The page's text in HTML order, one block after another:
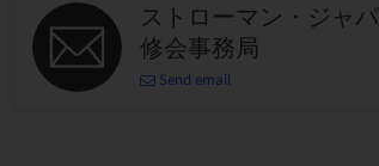
ストローマン・ジャ
修会事務局
Send email